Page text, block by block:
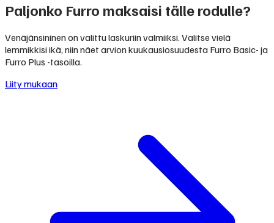
Paljonko Furro maksaisi tälle rodulle?
Venäjänsininen on valittu laskuriin valmiiksi. Valitse vielä
lemmikkisi ikä, niin näet arvion kuukausiosuudesta Furro Basic- ja
Furro Plus -tasoilla.
Liity mukaan